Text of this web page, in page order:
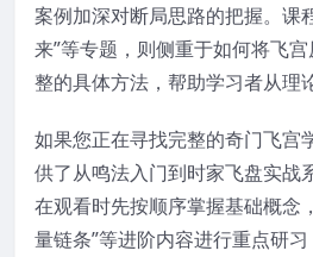
案例加深对断局思路的把握。课
来”等专题，则侧重于如何将飞
整的具体方法，帮助学习者从理
如果您正在寻找完整的奇门飞宫
供了从鸣法入门到时家飞盘实战
在观看时先按顺序掌握基础概念
量链条”等进阶内容进行重点研习